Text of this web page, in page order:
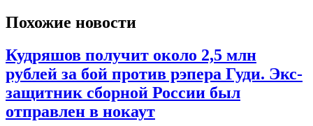
Похожие новости
Кудряшов получит около 2,5 млн
рублей за бой против рэпера Гуди. Экс-
защитник сборной России был
отправлен в нокаут